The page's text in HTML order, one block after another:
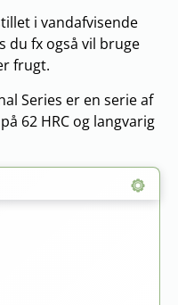
i vandafvisende
du fx også vil bruge
frugt.
Series er en serie af
62 HRC og langvarig